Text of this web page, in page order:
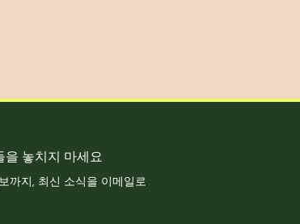
을 놓치지 마세요
까지, 최신 소식을 이메일로